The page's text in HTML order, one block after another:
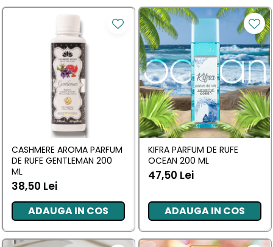
CASHMERE AROMA PARFUM
DE RUFE GENTLEMAN 200
ML
38,50 Lei
ADAUGA IN COS
KIFRA PARFUM DE RUFE
OCEAN 200 ML
47,50 Lei
ADAUGA IN COS